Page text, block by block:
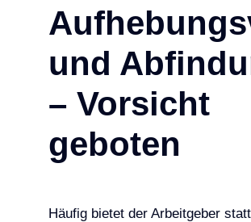
und
– Vorsicht
geboten
Häufig bietet der Arbeitgeber